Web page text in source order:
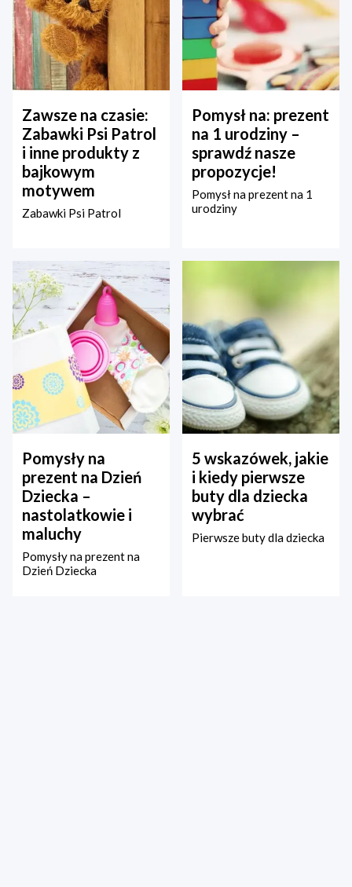
Zawsze na czasie:
Zabawki Psi Patrol
i inne produkty z
bajkowym
motywem
Zabawki Psi Patrol
Pomysł na: prezent
na 1 urodziny –
sprawdź nasze
propozycje!
Pomysł na prezent na 1
urodziny
Pomysły na
prezent na Dzień
Dziecka –
nastolatkowie i
maluchy
Pomysły na prezent na
Dzień Dziecka
5 wskazówek, jakie
i kiedy pierwsze
buty dla dziecka
wybrać
Pierwsze buty dla dziecka